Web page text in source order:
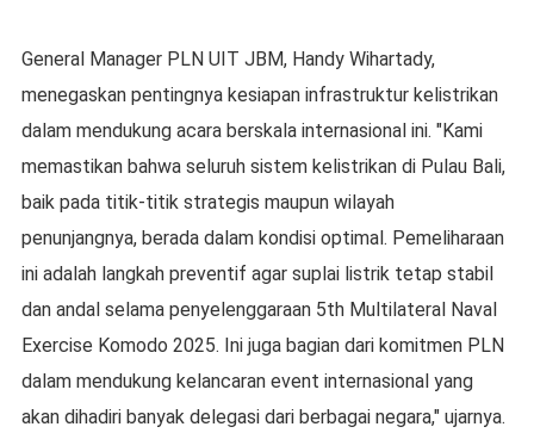
General Manager PLN UIT JBM, Handy Wihartady,
menegaskan pentingnya kesiapan infrastruktur kelistrikan
dalam mendukung acara berskala internasional ini. "Kami
memastikan bahwa seluruh sistem kelistrikan di Pulau Bali,
baik pada titik-titik strategis maupun wilayah
penunjangnya, berada dalam kondisi optimal. Pemeliharaan
ini adalah langkah preventif agar suplai listrik tetap stabil
dan andal selama penyelenggaraan 5th Multilateral Naval
Exercise Komodo 2025. Ini juga bagian dari komitmen PLN
dalam mendukung kelancaran event internasional yang
akan dihadiri banyak delegasi dari berbagai negara," ujarnya.